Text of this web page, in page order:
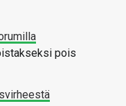
pois